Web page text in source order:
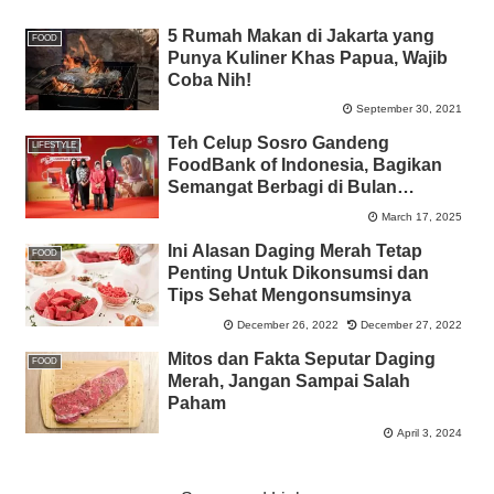
FOOD
5 Rumah Makan di Jakarta yang
Punya Kuliner Khas Papua, Wajib
Coba Nih!
September 30, 2021
LIFESTYLE
Teh Celup Sosro Gandeng
FoodBank of Indonesia, Bagikan
Semangat Berbagi di Bulan
March 17, 2025
FOOD
Ini Alasan Daging Merah Tetap
Penting Untuk Dikonsumsi dan
Tips Sehat Mengonsumsinya
December 26, 2022 December 27, 2022
FOOD
Mitos dan Fakta Seputar Daging
Merah, Jangan Sampai Salah
Paham
April 3, 2024